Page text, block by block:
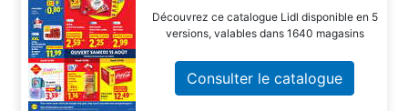
Découvrez ce catalogue Lidl disponible en 5
versions, valables dans 1640 magasins
Consulter le catalogue